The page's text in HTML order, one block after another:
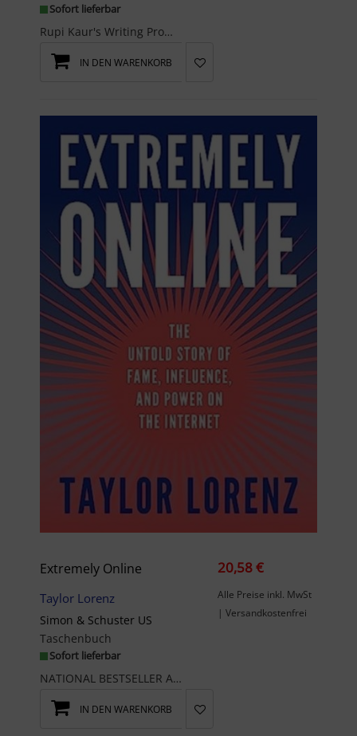
Sofort lieferbar
Rupi Kaur's Writing Prompts Balance card deck is an invitation to discover what balance means to ...
IN DEN WARENKORB
Extremely Online
Taylor Lorenz
Simon & Schuster US
Taschenbuch
Sofort lieferbar
NATIONAL BESTSELLER Acclaimed Washington Post reporter Taylor Lorenz presents a groundbreaking so...
20,58 €
Alle Preise inkl. MwSt
| Versandkostenfrei
IN DEN WARENKORB